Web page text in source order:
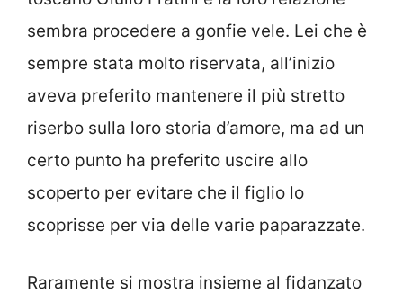
sembra procedere a gonfie vele. Lei che è
sempre stata molto riservata, all’inizio
aveva preferito mantenere il più stretto
riserbo sulla loro storia d’amore, ma ad un
certo punto ha preferito uscire allo
scoperto per evitare che il figlio lo
scoprisse per via delle varie paparazzate.
Raramente si mostra insieme al fidanzato